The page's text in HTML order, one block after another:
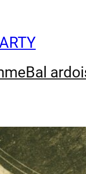
Bal